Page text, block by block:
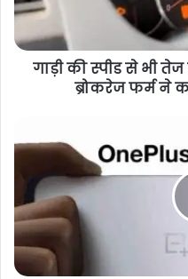
गाड़ी की स्पीड से भी
ब्रोकरेज फर्म ने